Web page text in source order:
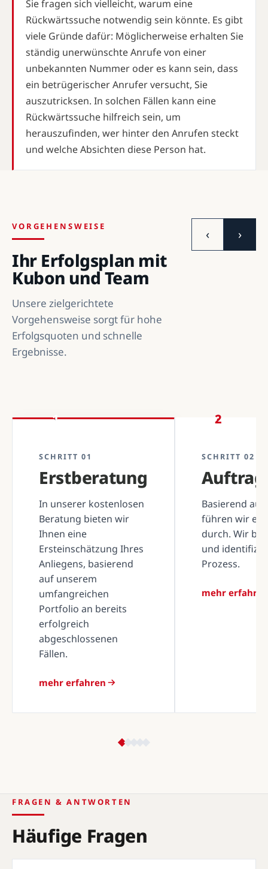
Sie fragen sich vielleicht, warum eine
Rückwärtssuche notwendig sein könnte. Es gibt
viele Gründe dafür: Möglicherweise erhalten Sie
ständig unerwünschte Anrufe von einer
unbekannten Nummer oder es kann sein, dass
ein betrügerischer Anrufer versucht, Sie
auszutricksen. In solchen Fällen kann eine
Rückwärtssuche hilfreich sein, um
herauszufinden, wer hinter den Anrufen steckt
und welche Absichten diese Person hat.
VORGEHENSWEISE
Ihr Erfolgsplan mit
Kubon und Team
Unsere zielgerichtete
Vorgehensweise sorgt für hohe
Erfolgsquoten und schnelle
Ergebnisse.
‹ ›
1
SCHRITT 01
Erstberatung
In unserer kostenlosen
Beratung bieten wir
Ihnen eine
Ersteinschätzung Ihres
Anliegens, basierend
auf unserem
umfangreichen
Portfolio an bereits
erfolgreich
abgeschlossenen
Fällen.
mehr erfahren
2
SCHRITT 02
Basierend
führen wir
durch. Wir
und
Prozess.
mehr erfahren
FRAGEN & ANTWORTEN
Häufige Fragen